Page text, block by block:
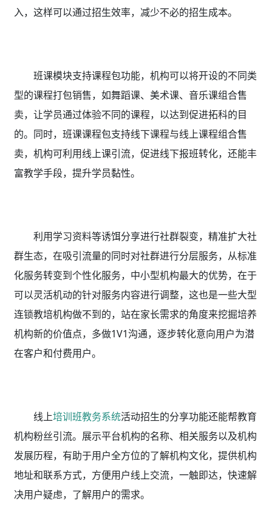
入，这样可以通过招生效率，减少不必的招生成本。
班课模块支持课程包功能，机构可以将开设的不同类
型的课程打包销售，如舞蹈课、美术课、音乐课组合售
卖，让学员通过体验不同的课程，以达到促进拓科的目
的。同时，班课课程包支持线下课程与线上课程组合售
卖，机构可利用线上课引流，促进线下报班转化，还能丰
富教学手段，提升学员黏性。
利用学习资料等诱饵分享进行社群裂变，精准扩大社
群生态，在吸引流量的同时对社群进行分层服务，从标准
化服务转变到个性化服务，中小型机构最大的优势，在于
可以灵活机动的针对服务内容进行调整，这也是一些大型
连锁教培机构做不到的，站在家长需求的角度来挖掘培养
机构新的价值点，多做1V1沟通，逐步转化意向用户为潜
在客户和付费用户。
线上培训班教务系统活动招生的分享功能还能帮教育
机构粉丝引流。展示平台机构的名称、相关服务以及机构
发展历程，有助于用户全方位的了解机构文化，提供机构
地址和联系方式，方便用户线上交流，一触即达，快速解
决用户疑虑，了解用户的需求。